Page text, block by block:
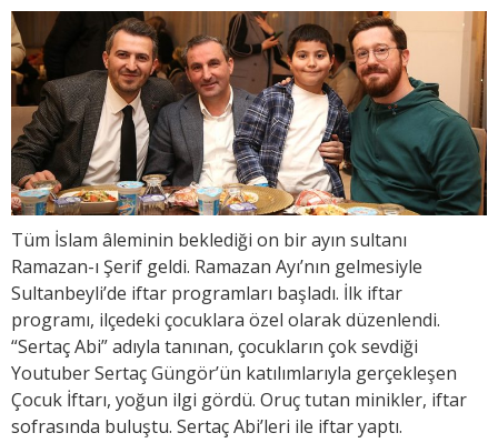
Tüm İslam âleminin beklediği on bir ayın sultanı
Ramazan-ı Şerif geldi. Ramazan Ayı’nın gelmesiyle
Sultanbeyli’de iftar programları başladı. İlk iftar
programı, ilçedeki çocuklara özel olarak düzenlendi.
“Sertaç Abi” adıyla tanınan, çocukların çok sevdiği
Youtuber Sertaç Güngör’ün katılımlarıyla gerçekleşen
Çocuk İftarı, yoğun ilgi gördü. Oruç tutan minikler, iftar
sofrasında buluştu. Sertaç Abi’leri ile iftar yaptı.